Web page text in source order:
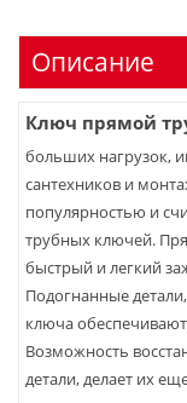
Описание
Ключ прямой
больших нагрузок,
сантехников и
популярностью и
трубных ключей.
быстрый и легкий
Подогнанные
ключа
Возможность
детали, делает их